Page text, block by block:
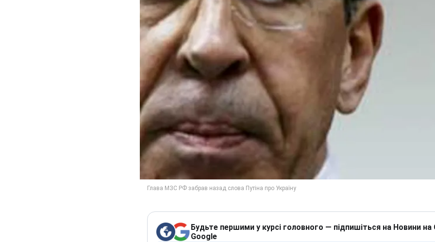
Будьте першими у курсі головного — підпишіться на Новини на
Google